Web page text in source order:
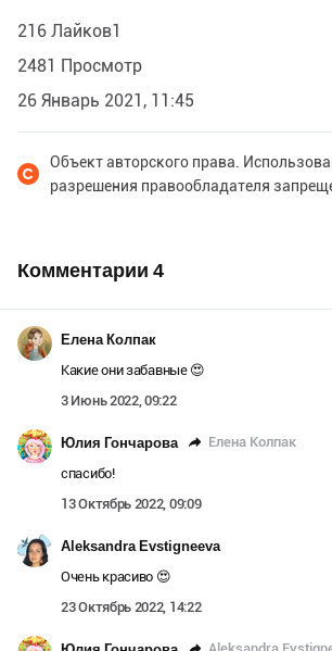
216 Лайков1
2481 Просмотр
26 Январь 2021, 11:45
Объект авторского права.
разрешения правообладателя
Комментарии 4
Елена Колпак
Какие они забавные 😍
3 Июнь 2022, 09:22
Юлия Гончарова Елена Колпак
спасибо!
13 Октябрь 2022, 09:09
Aleksandra Evstigneeva
Очень красиво 😍
23 Октябрь 2022, 14:22